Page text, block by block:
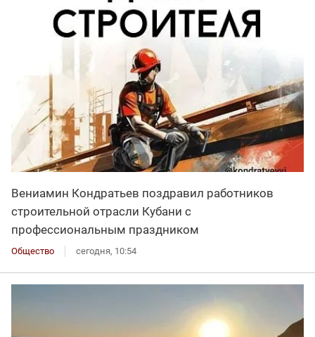
Вениамин Кондратьев поздравил работников
строительной отрасли Кубани с
профессиональным праздником
Общество сегодня, 10:54